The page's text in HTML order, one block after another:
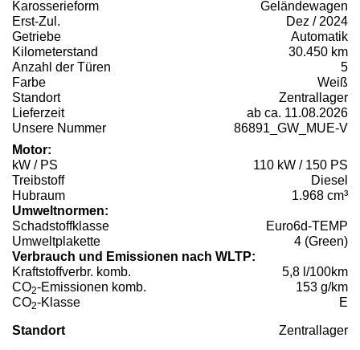
Karosserieform
Geländewagen
Erst-Zul.
Dez / 2024
Getriebe
Automatik
Kilometerstand
30.450 km
Anzahl der Türen
5
Farbe
Weiß
Standort
Zentrallager
Lieferzeit
ab ca. 11.08.2026
Unsere Nummer
86891_GW_MUE-V
Motor:
kW / PS
110 kW / 150 PS
Treibstoff
Diesel
Hubraum
1.968 cm³
Umweltnormen:
Schadstoffklasse
Euro6d-TEMP
Umweltplakette
4 (Green)
Verbrauch und Emissionen nach WLTP:
Kraftstoffverbr. komb.
5,8 l/100km
CO2-Emissionen komb.
153 g/km
CO2-Klasse E
Standort Zentrallager